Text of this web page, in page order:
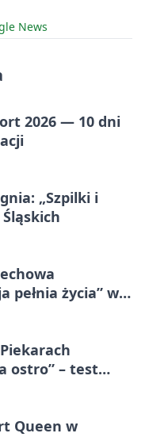
News
2026 — 10 dni
„Szpilki i
pełnia życia” w
ostro” – test
Queen w